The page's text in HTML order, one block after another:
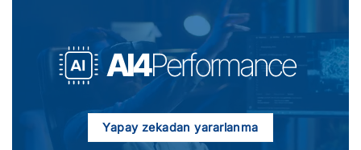
Yapay zekadan yararlanma